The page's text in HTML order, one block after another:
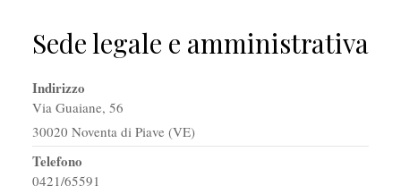
Sede legale e amministrativa
Indirizzo
Via Guaiane, 56
30020 Noventa di Piave (VE)
Telefono
0421/65591